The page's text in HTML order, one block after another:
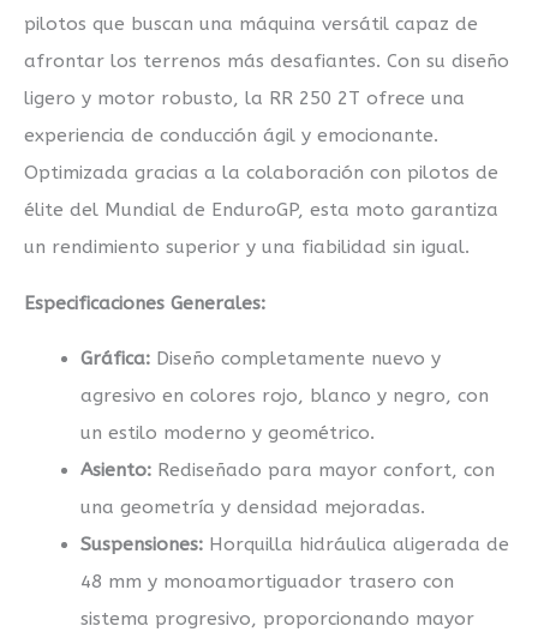
pilotos que buscan una máquina versátil capaz de
afrontar los terrenos más desafiantes. Con su diseño
ligero y motor robusto, la RR 250 2T ofrece una
experiencia de conducción ágil y emocionante.
Optimizada gracias a la colaboración con pilotos de
élite del Mundial de EnduroGP, esta moto garantiza
un rendimiento superior y una fiabilidad sin igual.
Especificaciones Generales:
Gráfica:Diseño completamente nuevo y
agresivo en colores rojo, blanco y negro, con
un estilo moderno y geométrico.
Asiento:Rediseñado para mayor confort, con
una geometría y densidad mejoradas.
Suspensiones:Horquilla hidráulica aligerada de
48 mm y monoamortiguador trasero con
sistema progresivo, proporcionando mayor